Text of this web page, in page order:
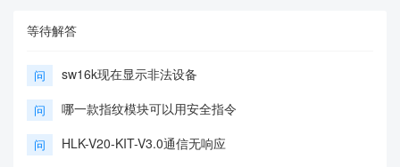
等待解答
问 sw16k现在显示非法设备
问 哪一款指纹模块可以用安全指令
问 HLK-V20-KIT-V3.0通信无响应